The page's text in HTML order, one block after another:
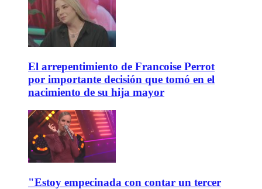
El arrepentimiento de Francoise Perrot
por importante decisión que tomó en el
nacimiento de su hija mayor
"Estoy empecinada con contar un tercer